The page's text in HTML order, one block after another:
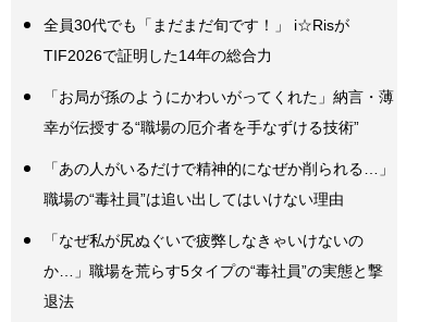
全員30代でも「まだまだ旬です！」 i☆Risが
TIF2026で証明した14年の総合力
「お局が孫のようにかわいがってくれた」納言・薄
幸が伝授する“職場の厄介者を手なずける技術”
「あの人がいるだけで精神的になぜか削られる…」
職場の“毒社員”は追い出してはいけない理由
「なぜ私が尻ぬぐいで疲弊しなきゃいけないの
か…」職場を荒らす5タイプの“毒社員”の実態と撃
退法